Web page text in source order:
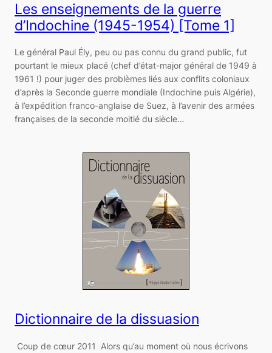
Les enseignements de la guerre
d’Indochine (1945-1954) [Tome 1]
Le général Paul Ély, peu ou pas connu du grand public, fut
pourtant le mieux placé (chef d’état-major général de 1949 à
1961 !) pour juger des problèmes liés aux conflits coloniaux
d’après la Seconde guerre mondiale (Indochine puis Algérie),
à l’expédition franco-anglaise de Suez, à l’avenir des armées
françaises de la seconde moitié du siècle…
Dictionnaire de la dissuasion
Coup de cœur 2011 Alors qu’au moment où nous écrivons